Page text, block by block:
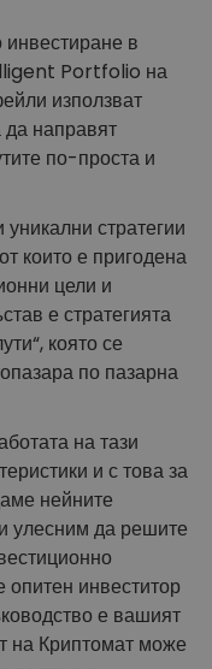
токени в реално време
изпълнение
инвестиране в
Portfolio на
използват
да направят
по-проста и
стратегии
които е пригодена
цели и
е стратегията
която се
по пазарна
на тази
и с това за
нейните
улесним да решите
инвеститор
е вашият
на Криптомат може